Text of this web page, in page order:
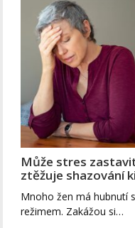
Může stres
ztěžuje shazování
Mnoho žen má hubnutí
režimem. Zakážou si…